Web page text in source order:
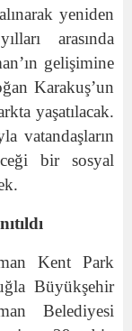
yeniden
arasında
gelişimine
Karakuş’un
yaşatılacak.
vatandaşların
bir sosyal
Kent Park
Büyükşehir
Belediyesi